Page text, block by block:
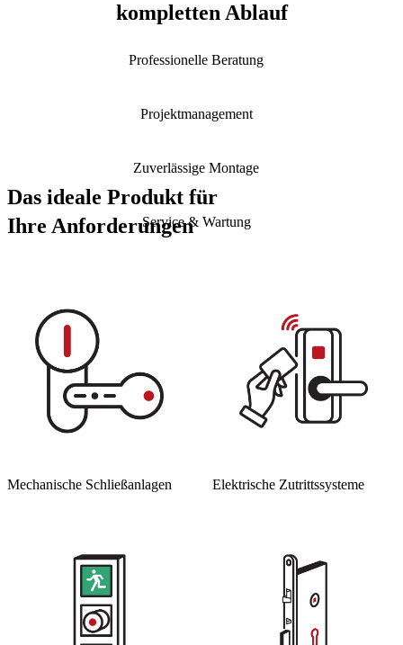
kompletten Ablauf
Professionelle Beratung
für Ihre zukunftssichere Sicherheitslösung.
Projektmanagement
sorgt, dass Ihre Anforderungen reibungslos und termingerecht
umgesetzt werden.
Zuverlässige Montage
Spezialisierte Techniker setzen das Sicherheitskonzept fach- und
termingerecht in funktionierende Zutrittssysteme um.
Service & Wartung
Das ideale Produkt für
Ihre Anforderungen
Mechanische Schließ­anlagen Elektrische Zutritts­systeme